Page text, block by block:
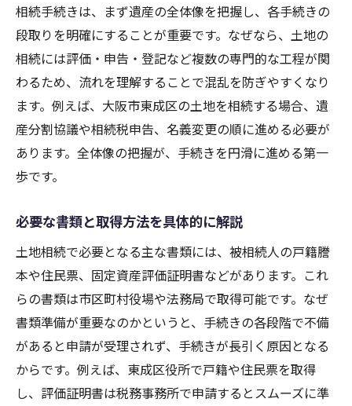
相続手続きは、まず遺産の全体像を把握し、各手続きの
段取りを明確にすることが重要です。なぜなら、土地の
相続には評価・申告・登記など複数の専門的な工程が関
わるため、流れを理解することで混乱を防ぎやすくなり
ます。例えば、大阪市東成区の土地を相続する場合、遺
産分割協議や相続税申告、名義変更の順に進める必要が
あります。全体像の把握が、手続きを円滑に進める第一
歩です。
必要な書類と取得方法を具体的に解説
土地相続で必要となる主な書類には、被相続人の戸籍謄
本や住民票、固定資産評価証明書などがあります。これ
らの書類は市区町村役場や法務局で取得可能です。なぜ
書類準備が重要なのかというと、手続きの各段階で不備
があると申請が受理されず、手続きが長引く原因となる
からです。例えば、東成区役所で戸籍や住民票を取得
し、評価証明書は税務事務所で申請するとスムーズに準